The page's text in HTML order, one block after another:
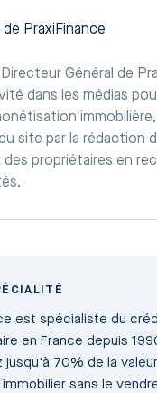
PraxiFinance
Général de
dans les médias
site par la rédaction
des propriétaires en
est spécialiste du
en France depuis
jusqu'à 70% de la
sans le